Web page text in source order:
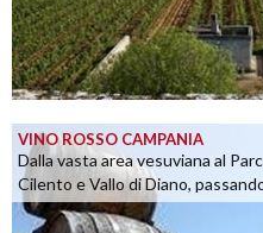
VINO ROSSO CAMPANIA
Dalla vasta area vesuviana al
Cilento e Vallo di Diano,